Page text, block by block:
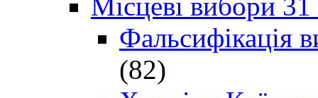
Фальсифікація
(82)